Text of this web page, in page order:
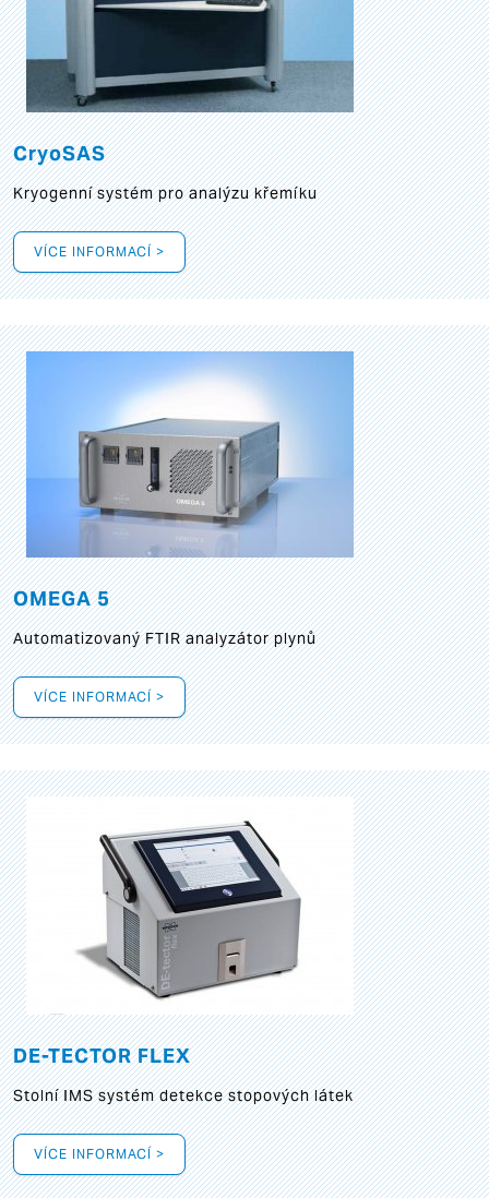
CryoSAS
Kryogenní systém pro analýzu křemíku
VÍCE INFORMACÍ >
OMEGA 5
Automatizovaný FTIR analyzátor plynů
VÍCE INFORMACÍ >
DE-TECTOR FLEX
Stolní IMS systém detekce stopových látek
VÍCE INFORMACÍ >